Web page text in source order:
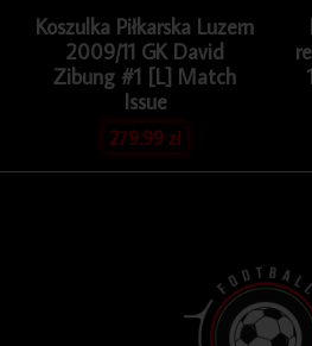
Koszulka Piłkarska Luzern
2009/11 GK David
Zibung #1 [L] Match
Issue
279.99zł